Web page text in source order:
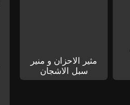
مثیر الاحزان و منیر
سبل الاشجان